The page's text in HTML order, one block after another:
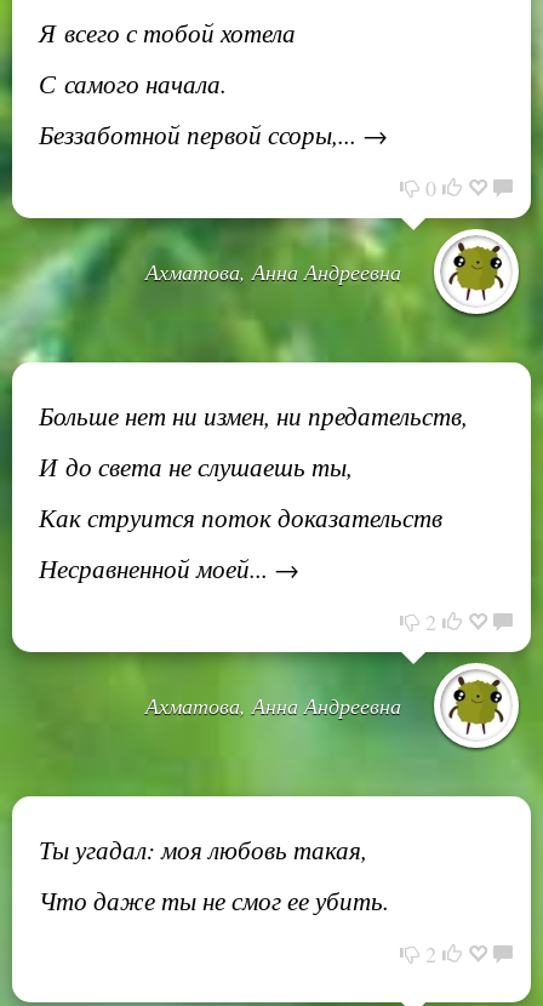
Я всего с тобой хотела
С самого начала.
Беззаботной первой ссоры,... →
0
Ахматова, Анна Андреевна
Больше нет ни измен, ни предательств,
И до света не слушаешь ты,
Как струится поток доказательств
Несравненной моей... →
2
Ахматова, Анна Андреевна
Ты угадал: моя любовь такая,
Что даже ты не смог ее убить.
2